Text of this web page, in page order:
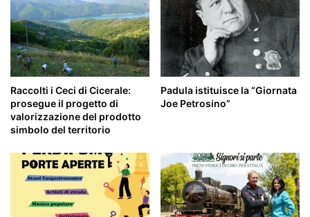
Raccolti i Ceci di Cicerale:
prosegue il progetto di
valorizzazione del prodotto
simbolo del territorio
Padula istituisce la “Giornata
Joe Petrosino”